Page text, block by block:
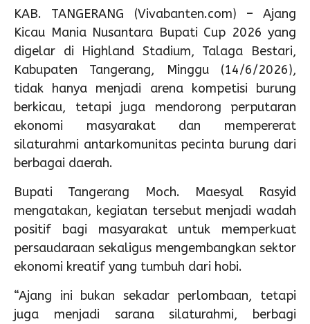
KAB. TANGERANG (Vivabanten.com) – Ajang
Kicau Mania Nusantara Bupati Cup 2026 yang
digelar di Highland Stadium, Talaga Bestari,
Kabupaten Tangerang, Minggu (14/6/2026),
tidak hanya menjadi arena kompetisi burung
berkicau, tetapi juga mendorong perputaran
ekonomi masyarakat dan mempererat
silaturahmi antarkomunitas pecinta burung dari
berbagai daerah.
Bupati Tangerang Moch. Maesyal Rasyid
mengatakan, kegiatan tersebut menjadi wadah
positif bagi masyarakat untuk memperkuat
persaudaraan sekaligus mengembangkan sektor
ekonomi kreatif yang tumbuh dari hobi.
“Ajang ini bukan sekadar perlombaan, tetapi
juga menjadi sarana silaturahmi, berbagi